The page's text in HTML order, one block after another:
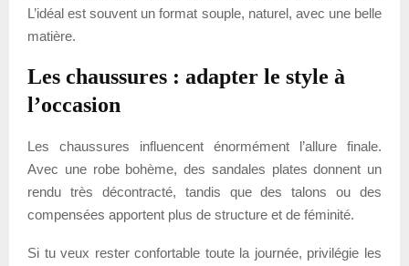
L’idéal est souvent un format souple, naturel, avec une belle
matière.
Les chaussures : adapter le style à
l’occasion
Les chaussures influencent énormément l’allure finale.
Avec une robe bohème, des sandales plates donnent un
rendu très décontracté, tandis que des talons ou des
compensées apportent plus de structure et de féminité.
Si tu veux rester confortable toute la journée, privilégie les